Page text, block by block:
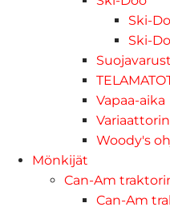
Ski-
Ski-
Vapaa-aika
Woody's
Mönkijät
Can-Am
Can-Am